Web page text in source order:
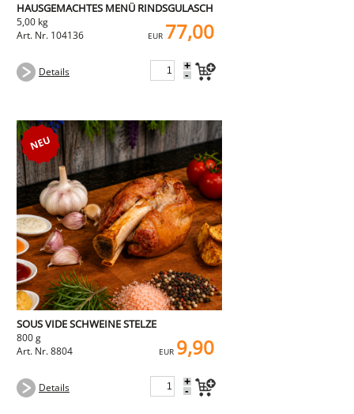
HAUSGEMACHTES MENÜ RINDSGULASCH
5,00 kg
Art. Nr. 104136
EUR 77,00
Details +
-
SOUS VIDE SCHWEINE STELZE
800 g
Art. Nr. 8804
EUR 9,90
Details +
-